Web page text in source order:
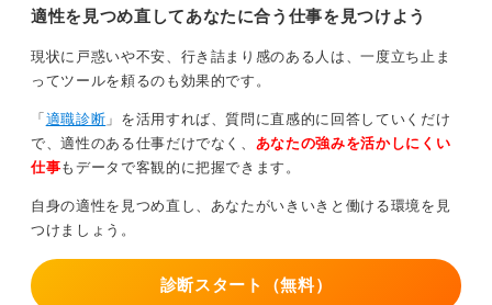
「就職留年」をして万全の体制で再挑戦する道もあれ
ば、大学院で「研究生」として研究を続けながら次の機
会を待つ道もあります。
また、「派遣社員」や「契約社員」として社会人経験を
積みながら、正社員を目指すというキャリアのスタート
の仕方も、今では一般的です。
諦めず、突き進んでいきましょう。応援しています！
適性を見つめ直してあなたに合う仕事を見つけよう
現状に戸惑いや不安、行き詰まり感のある人は、一度立ち止ま
ってツールを頼るのも効果的です。
「 適職診断 」を活用すれば、質問に直感的に回答していくだけ
で、適性のある仕事だけでなく、 あなたの強みを活かしにくい
仕事もデータで客観的に把握できます。
自身の適性を見つめ直し、あなたがいきいきと働ける環境を見
つけましょう。
診断スタート（無料）